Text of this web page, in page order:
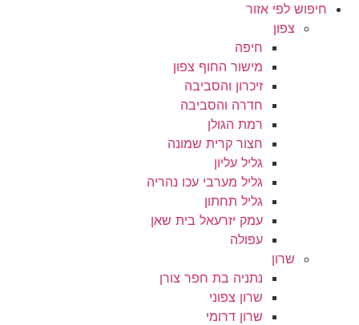
חיפוש לפי אזור
צפון
חיפה
מישור החוף צפון
זיכרון והסביבה
חדרה והסביבה
רמת הגולן
חצור קרית שמונה
גליל עליון
גליל מערבי עכו נהריה
גליל תחתון
עמק יזרעאל בית שאן
עפולה
שרון
נתניה בת חפר צורן
שרון צפוני
שרון דרומי